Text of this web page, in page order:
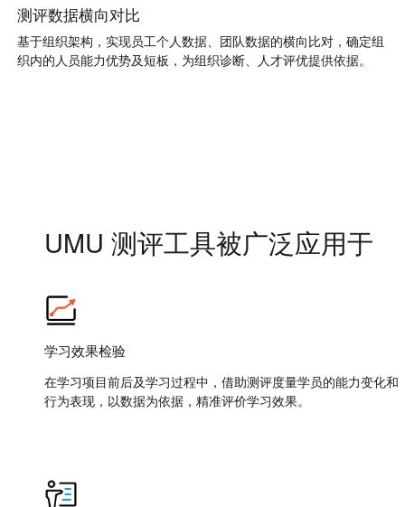
测评数据横向对比
基于组织架构，实现员工个人数据、团队数据的横向比对，确定组
织内的人员能力优势及短板，为组织诊断、人才评优提供依据。
UMU 测评工具被广泛应用于
学习效果检验
在学习项目前后及学习过程中，借助测评度量学员的能力变化和
行为表现，以数据为依据，精准评价学习效果。